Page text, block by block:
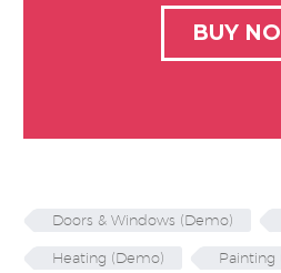
BUY
Doors & Windows (Demo)
Heating (Demo) Painting